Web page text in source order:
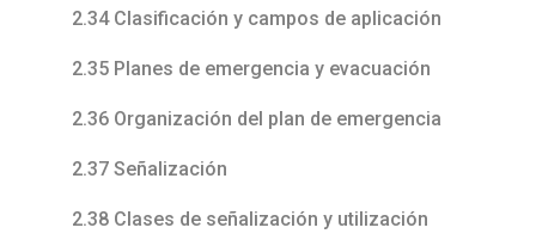
2.34 Clasificación y campos de aplicación
2.35 Planes de emergencia y evacuación
2.36 Organización del plan de emergencia
2.37 Señalización
2.38 Clases de señalización y utilización